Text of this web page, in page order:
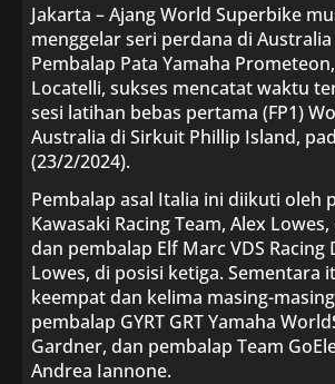
Jakarta – Ajang World Superbike
menggelar seri perdana di
Pembalap Pata Yamaha
Locatelli, sukses mencatat waktu
sesi latihan bebas pertama (FP1)
Australia di Sirkuit Phillip Island,
(23/2/2024).
Pembalap asal Italia ini diikuti oleh
Kawasaki Racing Team, Alex
dan pembalap Elf Marc VDS Racing
Lowes, di posisi ketiga. Sementara
keempat dan kelima masing-
pembalap GYRT GRT Yamaha
Gardner, dan pembalap Team
Andrea Iannone.